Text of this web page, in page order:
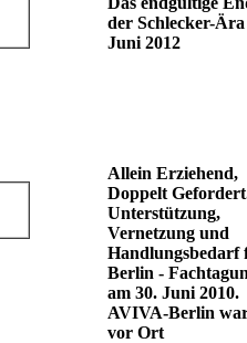
der Schlecker-
Juni 2012
Allein Erziehend,
Doppelt
Unterstützung,
Vernetzung und
Handlungsbedarf
Berlin -
am 30. Juni 2010.
AVIVA-Berlin
vor Ort